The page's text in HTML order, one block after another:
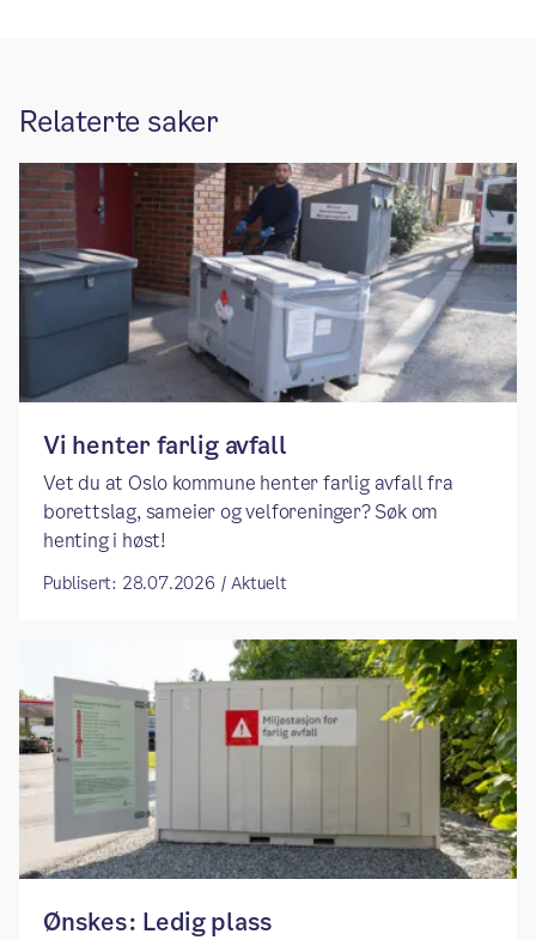
Relaterte saker
Vi henter farlig avfall
Vet du at Oslo kommune henter farlig avfall fra
borettslag, sameier og velforeninger? Søk om
henting i høst!
Publisert: 28.07.2026 / Aktuelt
Ønskes: Ledig plass